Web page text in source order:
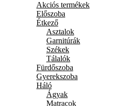
Akciós termékek
Előszoba
Étkező
Asztalok
Garnitúrák
Székek
Tálalók
Fürdőszoba
Gyerekszoba
Háló
Ágyak
Matracok